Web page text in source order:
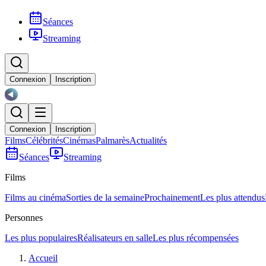
Séances
Streaming
Connexion Inscription
Connexion Inscription
FilmsCélébritésCinémasPalmarèsActualités
Séances
Streaming
Films
Films au cinémaSorties de la semaineProchainementLes plus attendus
Personnes
Les plus populairesRéalisateurs en salleLes plus récompensées
Accueil